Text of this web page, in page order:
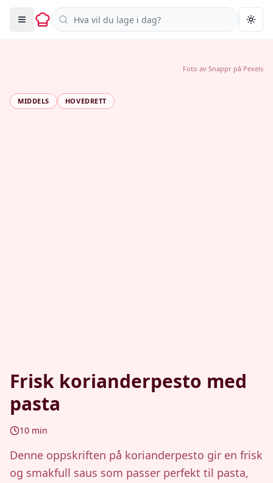
Søk i oppskrifter
MIDDELS HOVEDRETT
Frisk korianderpesto med
pasta
10 min
Denne oppskriften på korianderpesto gir en frisk
og smakfull saus som passer perfekt til pasta,
Foto av Snappr på Pexels